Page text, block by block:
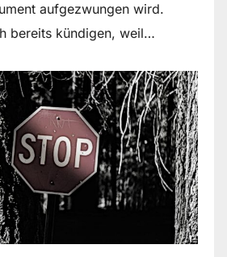
aufgezwungen wird.
bereits kündigen, weil…